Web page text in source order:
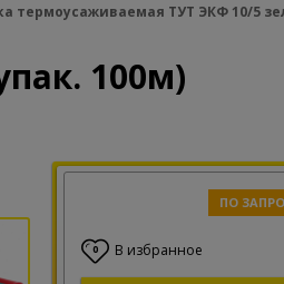
термоусаживаемая ТУТ ЭКФ 10/5
100м)
ПО
0 В избранное